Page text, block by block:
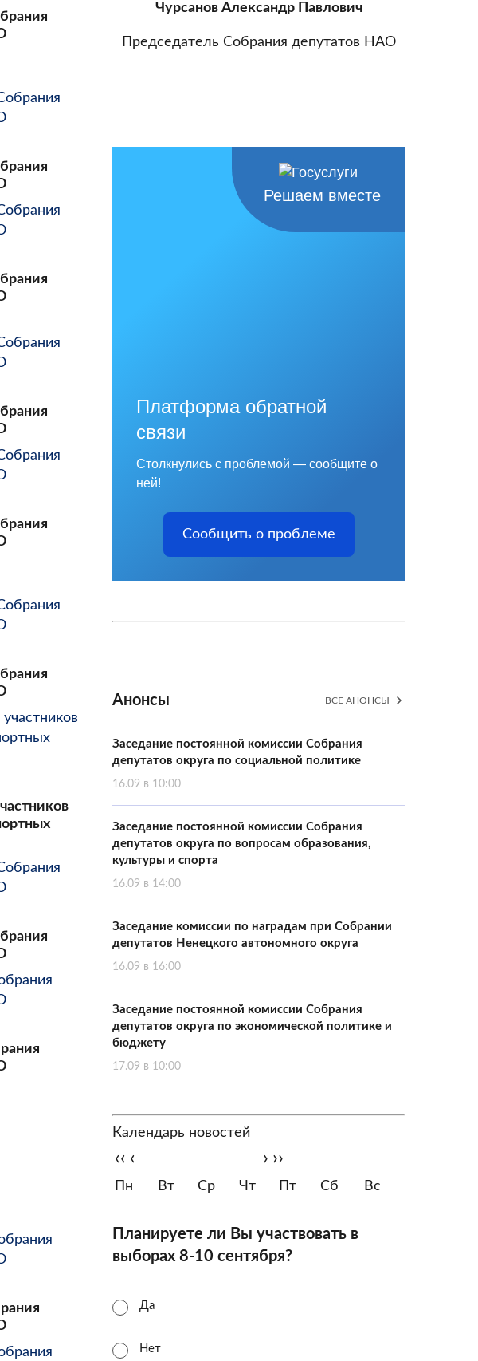
Чурсанов Александр Павлович
Председатель Собрания депутатов НАО
Решаем вместе
Платформа обратной
связи
Столкнулись с проблемой — сообщите о
ней!
Сообщить о проблеме
Анонсы ВСЕ АНОНСЫ
Заседание постоянной комиссии Собрания
депутатов округа по социальной политике
16.09 в 10:00
Заседание постоянной комиссии Собрания
депутатов округа по вопросам образования,
культуры и спорта
16.09 в 14:00
Заседание комиссии по наградам при Собрании
депутатов Ненецкого автономного округа
16.09 в 16:00
Заседание постоянной комиссии Собрания
депутатов округа по экономической политике и
бюджету
17.09 в 10:00
Календарь новостей
‹‹ ‹ › ››
Пн Вт Ср Чт Пт Сб Вс
Планируете ли Вы участвовать в
выборах 8-10 сентября?
Да
Нет